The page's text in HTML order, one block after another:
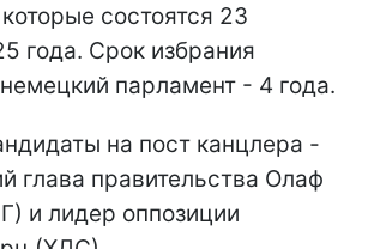
состоятся 23
года. Срок избрания
парламент - 4 года.
на пост канцлера -
глава правительства Олаф
и лидер оппозиции